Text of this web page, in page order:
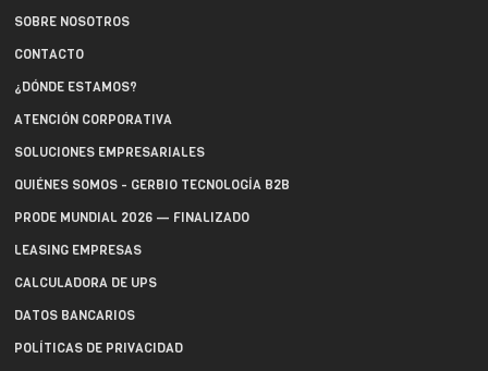
SOBRE NOSOTROS
CONTACTO
¿DÓNDE ESTAMOS?
ATENCIÓN CORPORATIVA
SOLUCIONES EMPRESARIALES
QUIÉNES SOMOS - GERBIO TECNOLOGÍA B2B
PRODE MUNDIAL 2026 — FINALIZADO
LEASING EMPRESAS
CALCULADORA DE UPS
DATOS BANCARIOS
POLÍTICAS DE PRIVACIDAD